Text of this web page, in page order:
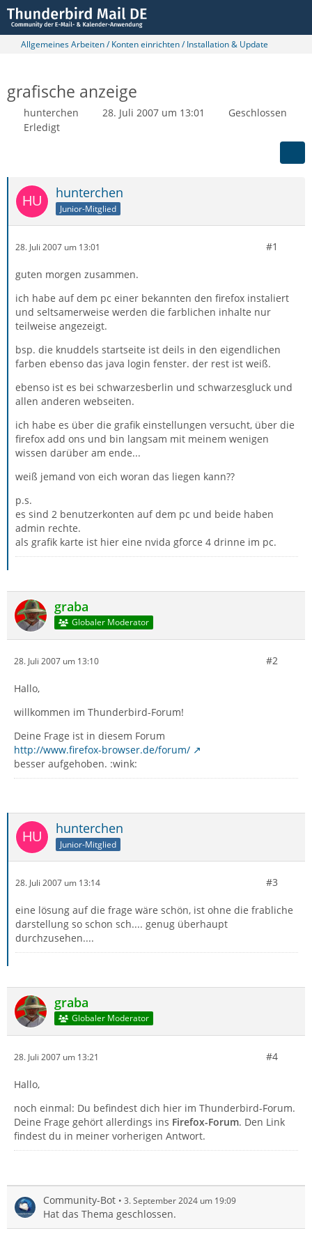
Allgemeines Arbeiten / Konten einrichten / Installation & Update
grafische anzeige
hunterchen 28. Juli 2007 um 13:01
Geschlossen
Erledigt
hunterchen
Junior-Mitglied
28. Juli 2007 um 13:01 #1
guten morgen zusammen.
ich habe auf dem pc einer bekannten den firefox instaliert
und seltsamerweise werden die farblichen inhalte nur
teilweise angezeigt.
bsp. die knuddels startseite ist deils in den eigendlichen
farben ebenso das java login fenster. der rest ist weiß.
ebenso ist es bei schwarzesberlin und schwarzesgluck und
allen anderen webseiten.
ich habe es über die grafik einstellungen versucht, über die
firefox add ons und bin langsam mit meinem wenigen
wissen darüber am ende...
weiß jemand von eich woran das liegen kann??
p.s.
es sind 2 benutzerkonten auf dem pc und beide haben
admin rechte.
als grafik karte ist hier eine nvida gforce 4 drinne im pc.
graba
Globaler Moderator
28. Juli 2007 um 13:10 #2
Hallo,
willkommen im Thunderbird-Forum!
Deine Frage ist in diesem Forum
http://www.firefox-browser.de/forum/
besser aufgehoben. :wink:
hunterchen
Junior-Mitglied
28. Juli 2007 um 13:14 #3
eine lösung auf die frage wäre schön, ist ohne die frabliche
darstellung so schon sch.... genug überhaupt
durchzusehen....
graba
Globaler Moderator
28. Juli 2007 um 13:21 #4
Hallo,
noch einmal: Du befindest dich hier im Thunderbird-Forum.
Deine Frage gehört allerdings ins Firefox-Forum. Den Link
findest du in meiner vorherigen Antwort.
Community-Bot 3. September 2024 um 19:09
Hat das Thema geschlossen.